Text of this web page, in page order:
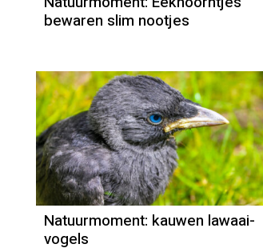
bewaren slim nootjes
Natuurmoment
Door Kees Loogman
Natuurmoment: kauwen lawaai-
vogels